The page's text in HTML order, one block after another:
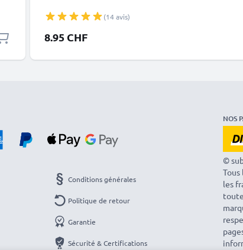
(14 avis)
8.95 CHF
Conditions générales
Politique de retour
Garantie
Sécurité & Certifications
NOS
©
les